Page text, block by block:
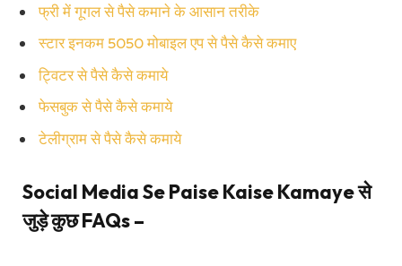
फ्री में गूगल से पैसे कमाने के आसान तरीके
स्टार इनकम 5050 मोबाइल एप से पैसे कैसे कमाए
ट्विटर से पैसे कैसे कमाये
फेसबुक से पैसे कैसे कमाये
टेलीग्राम से पैसे कैसे कमाये
Social Media Se Paise Kaise Kamaye से
जुड़े कुछ FAQs –